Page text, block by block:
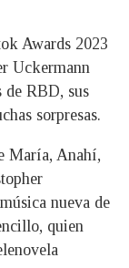
Awards 2023
Uckermann
de RBD, sus
sorpresas.
María, Anahí,
nueva de
quien